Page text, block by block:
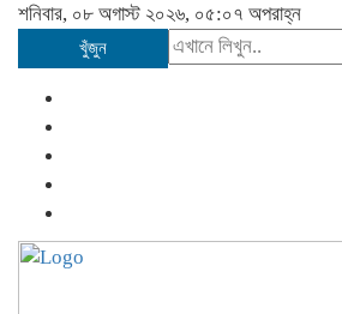
শনিবার, ০৮ অগাস্ট ২০২৬, ০৫:০৭ অপরাহ্ন
খুঁজুন